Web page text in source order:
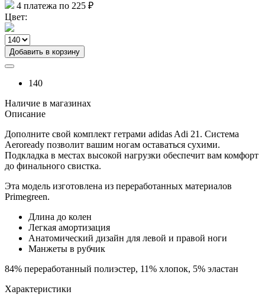
4 платежа по 225 ₽
Цвет:
Добавить в корзину
140
Наличие в магазинах
Описание
Дополните свой комплект гетрами adidas Adi 21. Система
Aeroready позволит вашим ногам оставаться сухими.
Подкладка в местах высокой нагрузки обеспечит вам комфорт
до финального свистка.
Эта модель изготовлена из переработанных материалов
Primegreen.
Длина до колен
Легкая амортизация
Анатомический дизайн для левой и правой ноги
Манжеты в рубчик
84% переработанный полиэстер, 11% хлопок, 5% эластан
Характеристики